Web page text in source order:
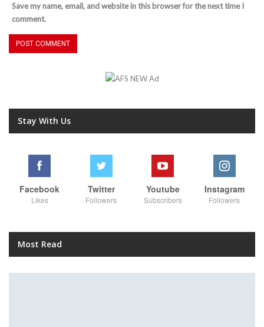
Save my name, email, and website in this browser for the next time I
comment.
Stay With Us
Facebook
Likes
Twitter
Followers
Youtube
Subscribers
Instagram
Followers
Most Read